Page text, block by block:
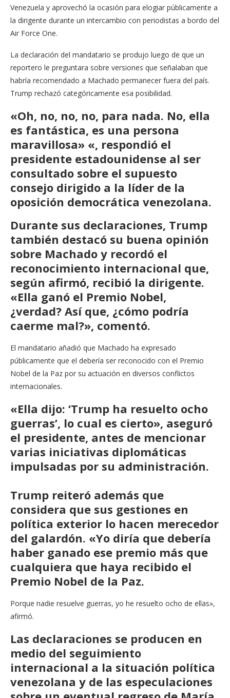
Venezuela y aprovechó la ocasión para elogiar públicamente a
la dirigente durante un intercambio con periodistas a bordo del
Air Force One.
La declaración del mandatario se produjo luego de que un
reportero le preguntara sobre versiones que señalaban que
habría recomendado a Machado permanecer fuera del país.
Trump rechazó categóricamente esa posibilidad.
«Oh, no, no, no, para nada. No, ella
es fantástica, es una persona
maravillosa» «, respondió el
presidente estadounidense al ser
consultado sobre el supuesto
consejo dirigido a la líder de la
oposición democrática venezolana.
Durante sus declaraciones, Trump
también destacó su buena opinión
sobre Machado y recordó el
reconocimiento internacional que,
según afirmó, recibió la dirigente.
«Ella ganó el Premio Nobel,
¿verdad? Así que, ¿cómo podría
caerme mal?», comentó.
El mandatario añadió que Machado ha expresado
públicamente que el debería ser reconocido con el Premio
Nobel de la Paz por su actuación en diversos conflictos
internacionales.
«Ella dijo: ‘Trump ha resuelto ocho
guerras’, lo cual es cierto», aseguró
el presidente, antes de mencionar
varias iniciativas diplomáticas
impulsadas por su administración.
Trump reiteró además que
considera que sus gestiones en
política exterior lo hacen merecedor
del galardón. «Yo diría que debería
haber ganado ese premio más que
cualquiera que haya recibido el
Premio Nobel de la Paz.
Porque nadie resuelve guerras, yo he resuelto ocho de ellas»,
afirmó.
Las declaraciones se producen en
medio del seguimiento
internacional a la situación política
venezolana y de las especulaciones